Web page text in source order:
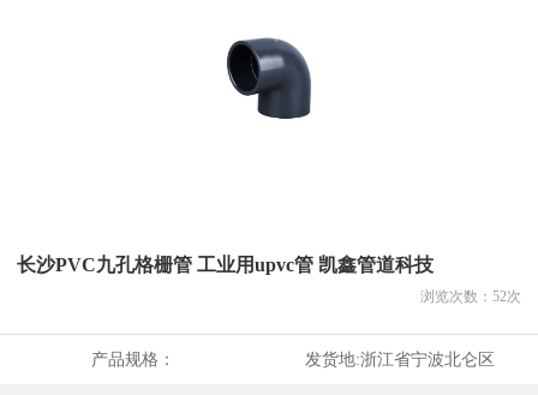
长沙PVC九孔格栅管 工业用upvc管 凯鑫管道科技
浏览次数： 52次
产品规格： 发货地:浙江省宁波北仑区